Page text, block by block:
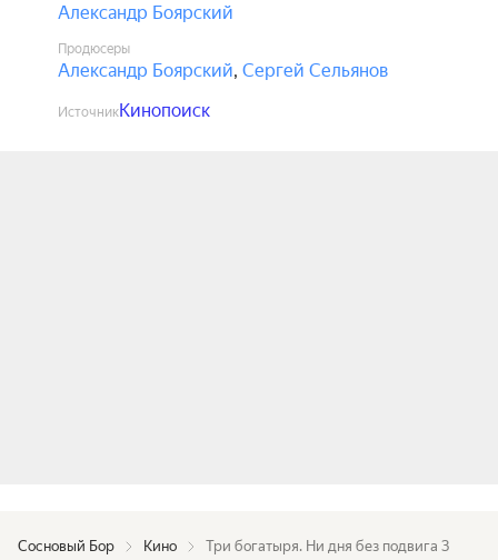
Александр Боярский
Продюсеры
Александр Боярский, Сергей Сельянов
ИсточникКинопоиск
Сосновый Бор Кино Три богатыря. Ни дня без подвига 3